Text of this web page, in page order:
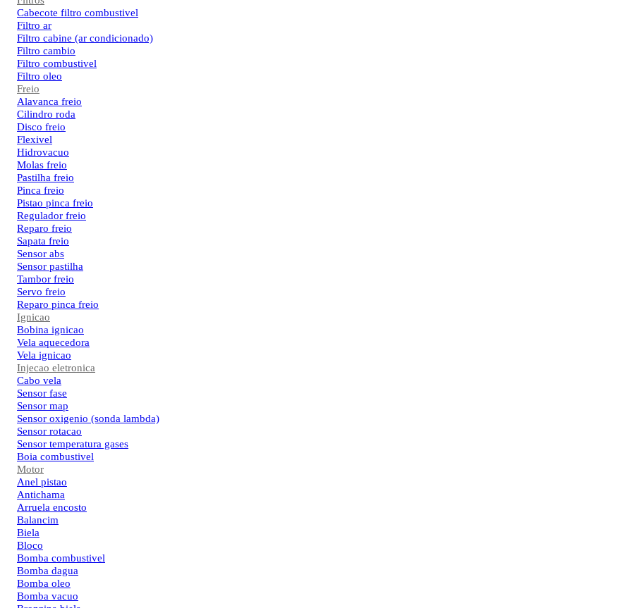
Cabecote filtro combustivel
Filtro ar
Filtro cabine (ar condicionado)
Filtro cambio
Filtro combustivel
Filtro oleo
Freio
Alavanca freio
Cilindro roda
Disco freio
Flexivel
Hidrovacuo
Molas freio
Pastilha freio
Pinca freio
Pistao pinca freio
Regulador freio
Reparo freio
Sapata freio
Sensor abs
Sensor pastilha
Tambor freio
Servo freio
Reparo pinca freio
Ignicao
Bobina ignicao
Vela aquecedora
Vela ignicao
Injecao eletronica
Cabo vela
Sensor fase
Sensor map
Sensor oxigenio (sonda lambda)
Sensor rotacao
Sensor temperatura gases
Boia combustivel
Motor
Anel pistao
Antichama
Arruela encosto
Balancim
Biela
Bloco
Bomba combustivel
Bomba dagua
Bomba oleo
Bomba vacuo